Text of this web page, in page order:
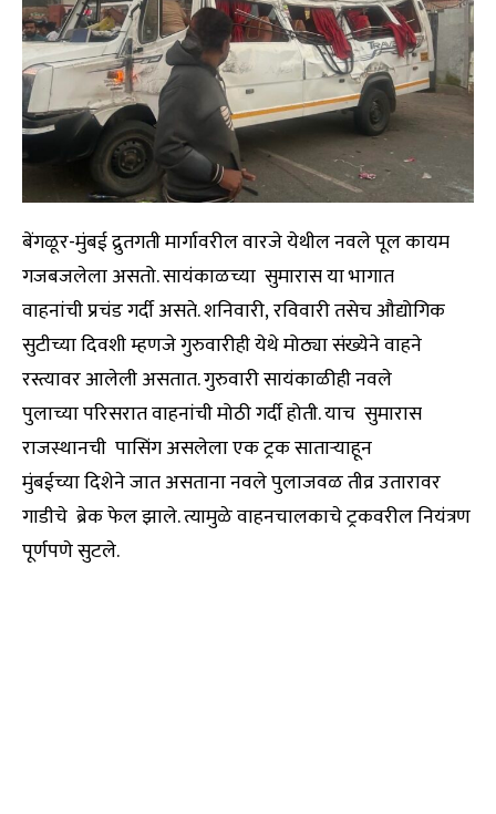
बेंगळूर-मुंबई द्रुतगती मार्गावरील वारजे येथील नवले पूल कायम
गजबजलेला असतो. सायंकाळच्या सुमारास या भागात
वाहनांची प्रचंड गर्दी असते. शनिवारी, रविवारी तसेच औद्योगिक
सुटीच्या दिवशी म्हणजे गुरुवारीही येथे मोठ्या संख्येने वाहने
रस्त्यावर आलेली असतात. गुरुवारी सायंकाळीही नवले
पुलाच्या परिसरात वाहनांची मोठी गर्दी होती. याच सुमारास
राजस्थानची पासिंग असलेला एक ट्रक सातार्‍याहून
मुंबईच्या दिशेने जात असताना नवले पुलाजवळ तीव्र उतारावर
गाडीचे ब्रेक फेल झाले. त्यामुळे वाहनचालकाचे ट्रकवरील नियंत्रण
पूर्णपणे सुटले.